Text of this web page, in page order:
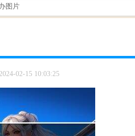
图片
02-15 10:03:25